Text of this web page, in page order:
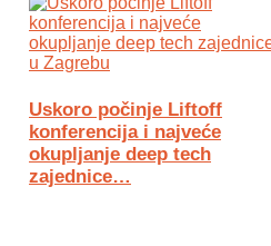
Uskoro počinje Liftoff
konferencija i najveće
okupljanje deep tech
zajednice…